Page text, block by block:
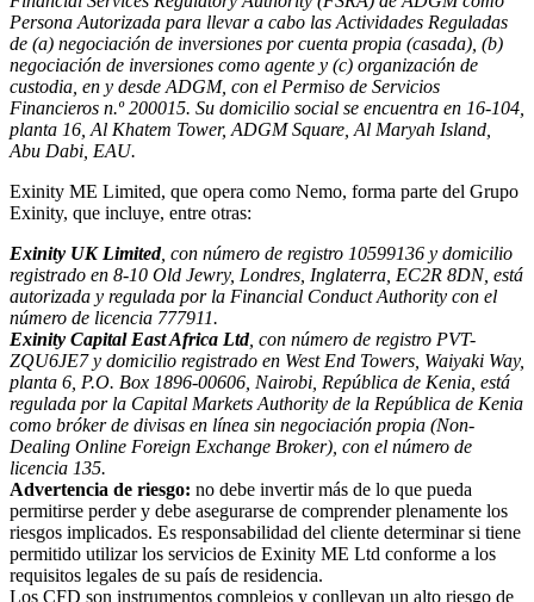
Persona Autorizada para llevar a cabo las Actividades Reguladas
de (a) negociación de inversiones por cuenta propia (casada), (b)
negociación de inversiones como agente y (c) organización de
custodia, en y desde ADGM, con el Permiso de Servicios
Financieros n.º 200015. Su domicilio social se encuentra en 16-104,
planta 16, Al Khatem Tower, ADGM Square, Al Maryah Island,
Abu Dabi, EAU.
Exinity ME Limited, que opera como Nemo, forma parte del Grupo
Exinity, que incluye, entre otras:
Exinity UK Limited, con número de registro 10599136 y domicilio
registrado en 8-10 Old Jewry, Londres, Inglaterra, EC2R 8DN, está
autorizada y regulada por la Financial Conduct Authority con el
número de licencia 777911.
Exinity Capital East Africa Ltd, con número de registro PVT-
ZQU6JE7 y domicilio registrado en West End Towers, Waiyaki Way,
planta 6, P.O. Box 1896-00606, Nairobi, República de Kenia, está
regulada por la Capital Markets Authority de la República de Kenia
como bróker de divisas en línea sin negociación propia (Non-
Dealing Online Foreign Exchange Broker), con el número de
licencia 135.
Advertencia de riesgo: no debe invertir más de lo que pueda
permitirse perder y debe asegurarse de comprender plenamente los
riesgos implicados. Es responsabilidad del cliente determinar si tiene
permitido utilizar los servicios de Exinity ME Ltd conforme a los
requisitos legales de su país de residencia.
Los CFD son instrumentos complejos y conllevan un alto riesgo de